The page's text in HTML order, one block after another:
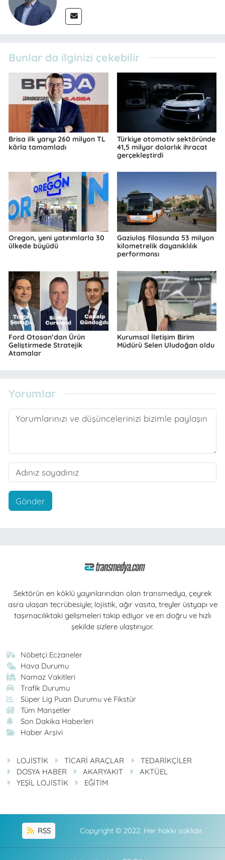
Bunlar da ilginizi çekebilir
Brisa ilk yarıyı 260 milyon TL
kârla tamamladı
Türkiye otomotiv sektöründe
41,5 milyar dolarlık ihracat
gerçekleştirdi
Oregon, yeni yatırımlarla 30
ülkede büyüdü
Gaziulaş filosunda 53 milyon
kilometrelik dayanıklılık
performansı
Ford Otosan’dan Ürün
Geliştirmede Stratejik
Atamalar
Kurumsal İletişim Birim
Müdürü Selen Uludoğan oldu
Yorumlar
Gönder
Sektörün en köklü yayınlarından olan transmedya, çeyrek
asra ulaşan tecrübesiyle; lojistik, ağır vasıta, treyler üstyapı ve
taşımacılıktaki gelişmeleri takip ediyor ve en doğru ve hızlı
şekilde sizlere ulaştırıyor.
Nöbetçi Eczaneler
Hava Durumu
Namaz Vakitleri
Trafik Durumu
Süper Lig Puan Durumu ve Fikstür
Tüm Manşetler
Son Dakika Haberleri
Haber Arşivi
LOJİSTİK TİCARİ ARAÇLAR
TEDARİKÇİLER
DOSYA HABER
AKARYAKIT
AKTÜEL
YEŞİL LOJİSTİK
EĞİTİM
RSS Copyright © 2022. Her hakkı saklıdır.